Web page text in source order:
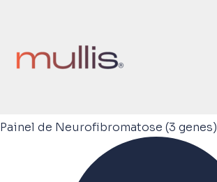
Painel de Neurofibromatose (3 genes)